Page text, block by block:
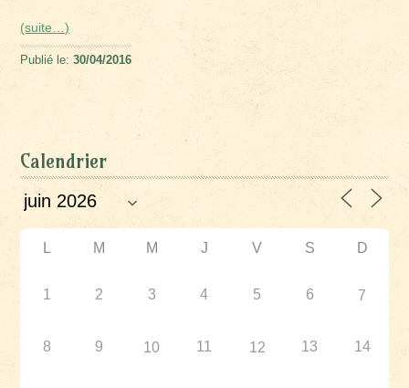
(suite…)
Publié le:30/04/2016
Calendrier
L M M J V S D
1 2 3 4 5 6 7
8 9 10 11 12 13 14